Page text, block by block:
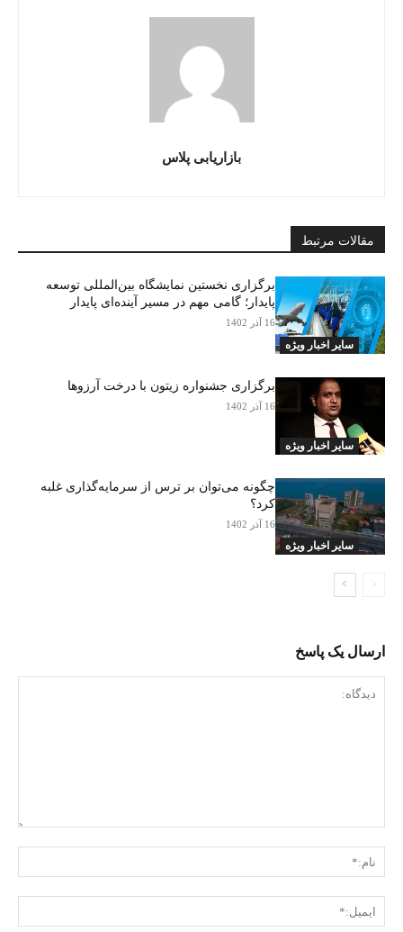
بازاریابی پلاس
مقالات مرتبط
سایر اخبار ویژه
برگزاری نخستین نمایشگاه بین‌المللی توسعه
پایدار؛ گامی مهم در مسیر آینده‌ای پایدار
16 آذر 1402
سایر اخبار ویژه
برگزاری جشنواره زیتون با درخت آرزوها
16 آذر 1402
سایر اخبار ویژه
چگونه می‌توان بر ترس از سرمایه‌گذاری غلبه
کرد؟
16 آذر 1402
ارسال یک پاسخ